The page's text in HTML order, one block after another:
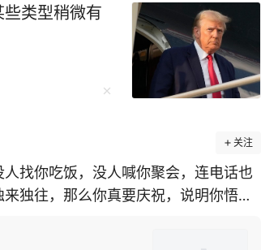
起防火墙，预防网络沉迷，保护信息安全
类型稍微有
关注
找你吃饭，没人喊你聚会，连电话也
独往，那么你真要庆祝，说明你悟透